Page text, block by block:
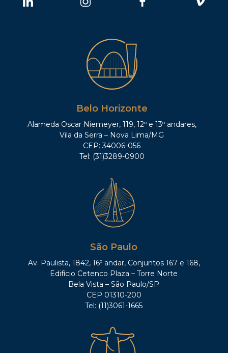
Belo Horizonte
Alameda Oscar Niemeyer, 119, 12º e 13º andares,
Vila da Serra – Nova Lima/MG
CEP: 34006-056
Tel: (31)3289-0900
São Paulo
Av. Paulista, 1842, 16º andar, Conjuntos 167 e 168,
Edifício Cetenco Plaza – Torre Norte
Bela Vista – São Paulo/SP
CEP 01310-200
Tel: (11)3061-1665